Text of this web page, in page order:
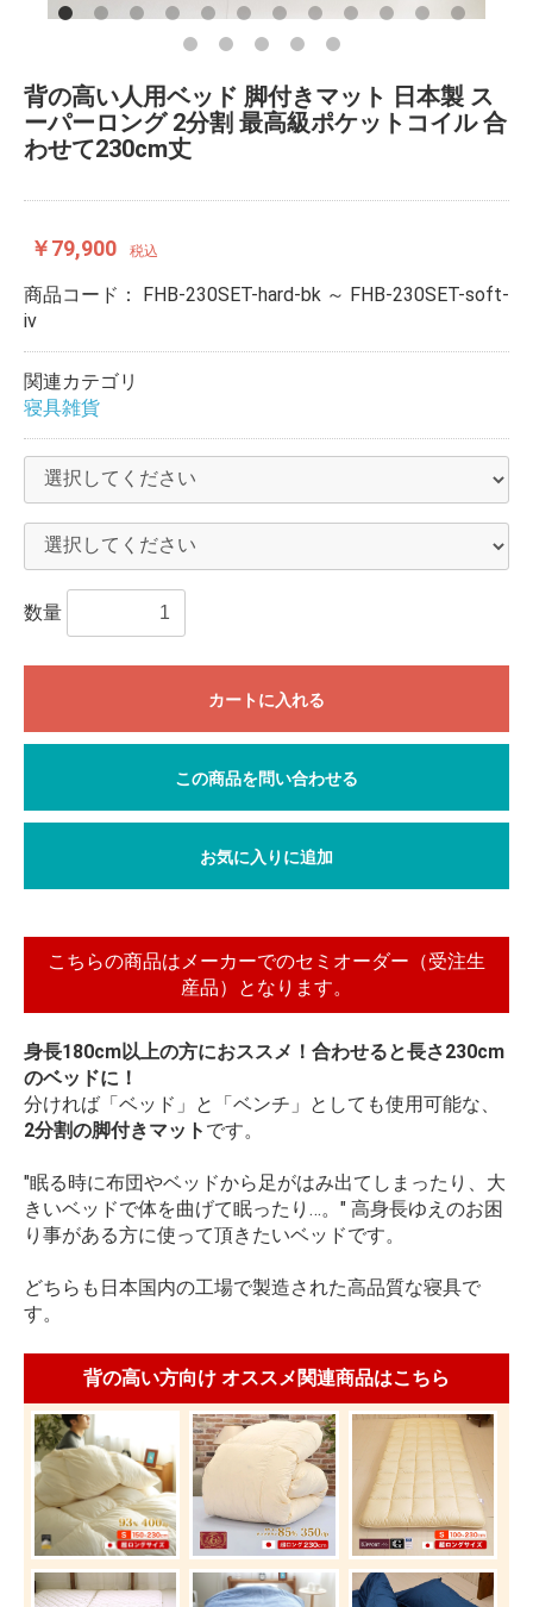
背の高い人用ベッド 脚付きマット 日本製 ス
ーパーロング 2分割 最高級ポケットコイル 合
わせて230cm丈
￥79,900 税込
商品コード： FHB-230SET-hard-bk ～ FHB-230SET-soft-
iv
関連カテゴリ
寝具雑貨
数量
カートに入れる
この商品を問い合わせる
お気に入りに追加
こちらの商品はメーカーでのセミオーダー（受注生
産品）となります。
身長180cm以上の方におススメ！合わせると長さ230cm
のベッドに！
分ければ「ベッド」と「ベンチ」としても使用可能な、
2分割の脚付きマット です。
"眠る時に布団やベッドから足がはみ出てしまったり、大
きいベッドで体を曲げて眠ったり…。" 高身長ゆえのお困
り事がある方に使って頂きたいベッドです。
どちらも日本国内の工場で製造された高品質な寝具で
す。
背の高い方向け オススメ関連商品はこちら